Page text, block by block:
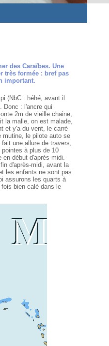
des Caraïbes. Une
très formée : bref pas
important.
(NbC : héhé, avant il
Donc : l'ancre qui
2m de vieille chaine,
la malle, on est malade,
et y'a du vent, le carré
mutine, le pilote auto se
une allure de travers,
à plus de 10
début d'après-midi.
d'après-midi, avant la
les enfants ne sont pas
assurons les quarts à
bien calé dans le